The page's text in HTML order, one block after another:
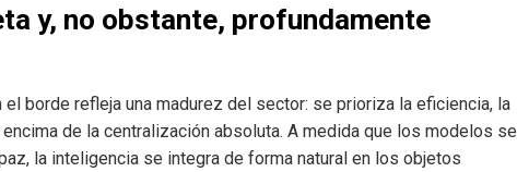
y, no obstante, profundamente
borde refleja una madurez del sector: se prioriza la eficiencia, la
de la centralización absoluta. A medida que los modelos se
la inteligencia se integra de forma natural en los objetos